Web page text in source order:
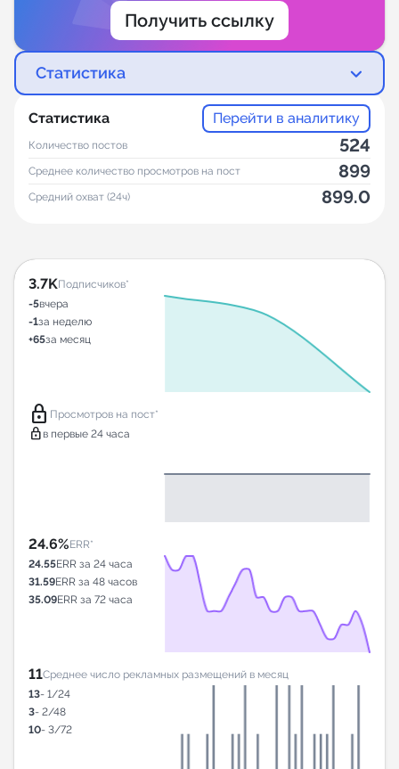
Получить ссылку
Статистика
Статистика Перейти в аналитику
Количество постов 524
Среднее количество просмотров на пост 899
Средний охват (24ч) 899.0
3.7KПодписчиков*
-5вчера
-1за неделю
+65за месяц
lock Просмотров на пост*
lock в первые 24 часа
24.6%ERR*
24.55ERR за 24 часа
31.59ERR за 48 часов
35.09ERR за 72 часа
11Среднее число рекламных размещений в месяц
13- 1/24
3- 2/48
10- 3/72